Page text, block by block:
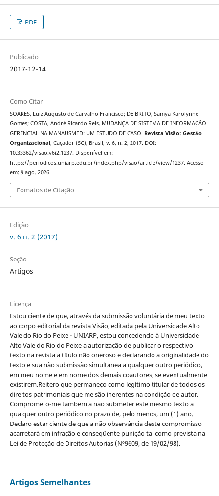
PDF
Publicado
2017-12-14
Como Citar
SOARES, Luiz Augusto de Carvalho Francisco; DE BRITO, Samya Karolynne
Gomes; COSTA, André Ricardo Reis. MUDANÇA DE SISTEMA DE INFORMAÇÃO
GERENCIAL NA MANAUSMED: UM ESTUDO DE CASO. Revista Visão: Gestão
Organizacional, Caçador (SC), Brasil, v. 6, n. 2, 2017. DOI:
10.33362/visao.v6i2.1237. Disponível em:
https://periodicos.uniarp.edu.br/index.php/visao/article/view/1237. Acesso
em: 9 ago. 2026.
Fomatos de Citação
Edição
v. 6 n. 2 (2017)
Seção
Artigos
Licença
Estou ciente de que, através da submissão voluntária de meu texto
ao corpo editorial da revista Visão, editada pela Universidade Alto
Vale do Rio do Peixe - UNIARP, estou concedendo à Universidade
Alto Vale do Rio do Peixe a autorização de publicar o respectivo
texto na revista a título não oneroso e declarando a originalidade do
texto e sua não submissão simultanea a qualquer outro periódico,
em meu nome e em nome dos demais coautores, se eventualmente
existirem.Reitero que permaneço como legítimo titular de todos os
direitos patrimoniais que me são inerentes na condição de autor.
Comprometo-me também a não submeter este mesmo texto a
qualquer outro periódico no prazo de, pelo menos, um (1) ano.
Declaro estar ciente de que a não observância deste compromisso
acarretará em infração e conseqüente punição tal como prevista na
Lei de Proteção de Direitos Autorias (Nº9609, de 19/02/98).
Artigos Semelhantes